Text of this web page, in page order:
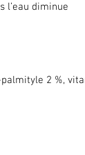
l’eau diminue
2 %,